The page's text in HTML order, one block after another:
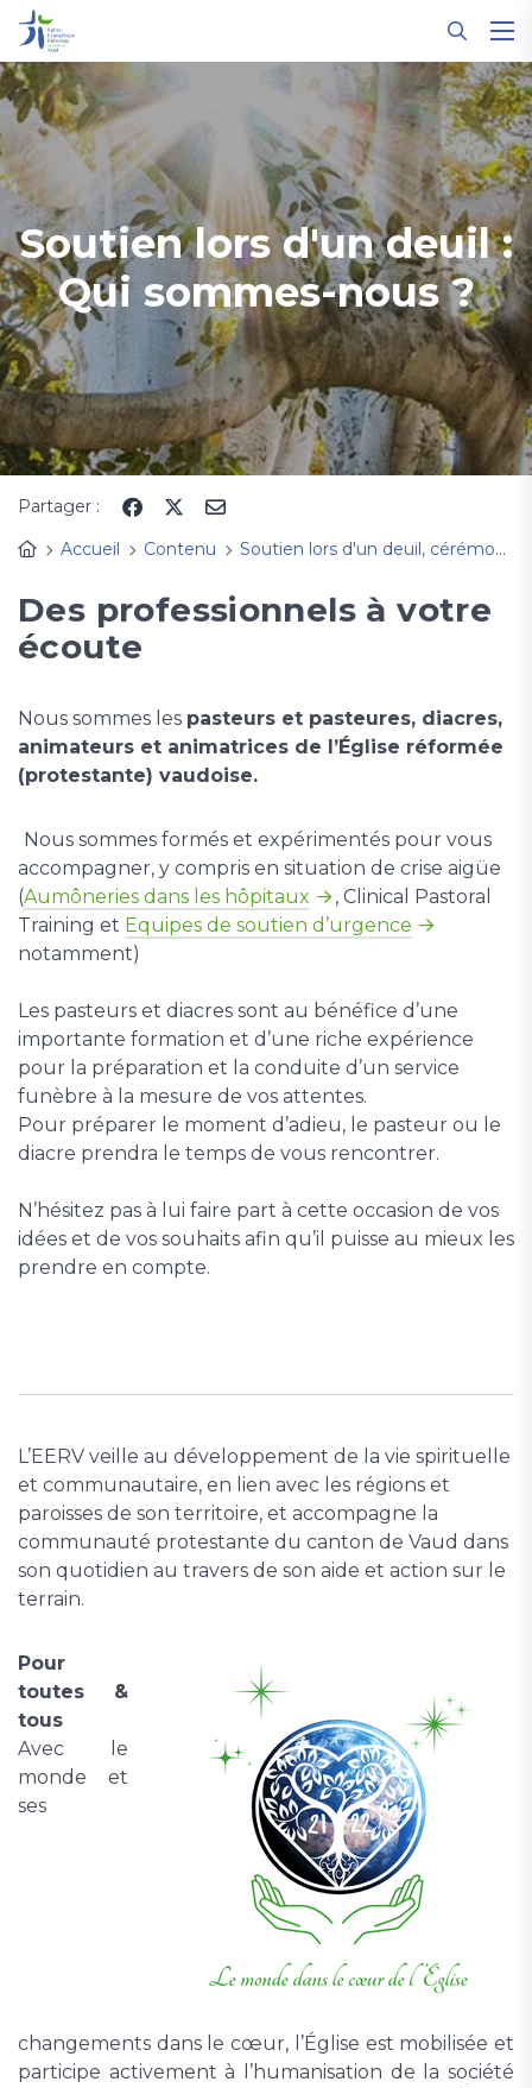
Soutien lors d'un deuil :
Qui sommes-nous ?
Partager :
Accueil
Contenu Soutien lors d'un deuil, cérémonie Adieu, enterrement, décès, service funèbre
Des professionnels à votre
écoute
Nous sommes les pasteurs et pasteures, diacres,
animateurs et animatrices de l’Église réformée
(protestante) vaudoise.
Nous sommes formés et expérimentés pour vous
accompagner, y compris en situation de crise aigüe
(Aumôneries dans les hôpitaux
, Clinical Pastoral
Training et Equipes de soutien d’urgence
notamment)
Les pasteurs et diacres sont au bénéfice d’une
importante formation et d’une riche expérience
pour la préparation et la conduite d’un service
funèbre à la mesure de vos attentes.
Pour préparer le moment d’adieu, le pasteur ou le
diacre prendra le temps de vous rencontrer.
N’hésitez pas à lui faire part à cette occasion de vos
idées et de vos souhaits afin qu’il puisse au mieux les
prendre en compte.
L’EERV veille au développement de la vie spirituelle
et communautaire, en lien avec les régions et
paroisses de son territoire, et accompagne la
communauté protestante du canton de Vaud dans
son quotidien au travers de son aide et action sur le
terrain.
Pour
toutes &
tous
Avec le
monde et
ses
changements dans le cœur, l’Église est mobilisée et
participe activement à l’humanisation de la société
Panneau de gestion des cookies